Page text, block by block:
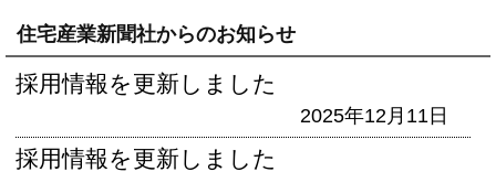
住宅産業新聞社からのお知らせ
採用情報を更新しました
2025年12月11日
採用情報を更新しました